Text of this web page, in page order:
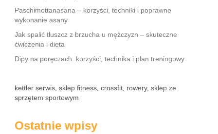
Paschimottanasana – korzyści, techniki i poprawne
wykonanie asany
Jak spalić tłuszcz z brzucha u mężczyzn – skuteczne
ćwiczenia i dieta
Dipy na poręczach: korzyści, technika i plan treningowy
kettler serwis, sklep fitness, crossfit, rowery, sklep ze
sprzętem sportowym
Ostatnie wpisy